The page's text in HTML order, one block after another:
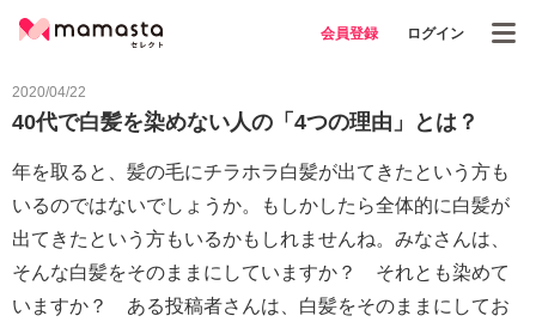
会員登録 ログイン
2020/04/22
40代で白髪を染めない人の「4つの理由」とは？
年を取ると、髪の毛にチラホラ白髪が出てきたという方も
いるのではないでしょうか。もしかしたら全体的に白髪が
出てきたという方もいるかもしれませんね。みなさんは、
そんな白髪をそのままにしていますか？ それとも染めて
いますか？ ある投稿者さんは、白髪をそのままにしてお